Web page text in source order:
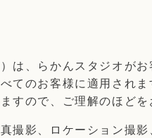
は、らかんスタジオが
てのお客様に適用され
すので、ご理解のほどを
撮影、ロケーション撮